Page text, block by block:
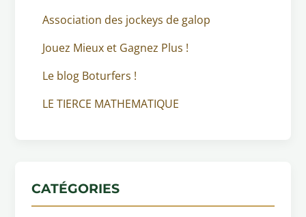
Association des jockeys de galop
Jouez Mieux et Gagnez Plus !
Le blog Boturfers !
LE TIERCE MATHEMATIQUE
CATÉGORIES